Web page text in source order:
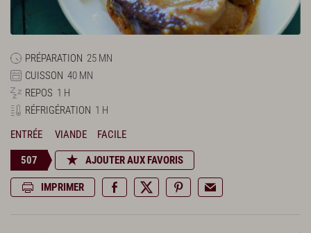
PRÉPARATION 25 MN
CUISSON 40 MN
REPOS 1 H
RÉFRIGÉRATION 1 H
ENTRÉE
VIANDE FACILE
507 AJOUTER AUX FAVORIS
IMPRIMER